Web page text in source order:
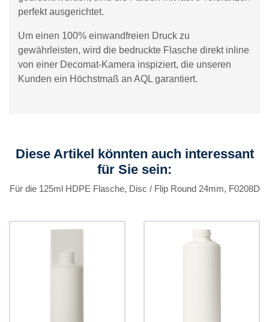
perfekt ausgerichtet.
Um einen 100% einwandfreien Druck zu
gewährleisten, wird die bedruckte Flasche direkt inline
von einer Decomat-Kamera inspiziert, die unseren
Kunden ein Höchstmaß an AQL garantiert.
Diese Artikel könnten auch interessant
für Sie sein:
Für die 125ml HDPE Flasche, Disc / Flip Round 24mm, F0208D